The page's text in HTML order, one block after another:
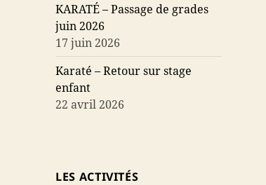
KARATÉ – Passage de grades
juin 2026
17 juin 2026
Karaté – Retour sur stage
enfant
22 avril 2026
LES ACTIVITÉS